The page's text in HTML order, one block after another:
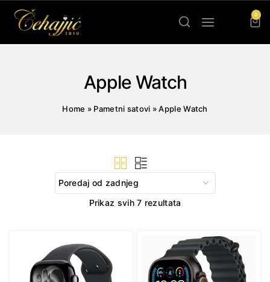
0
Apple Watch
Home » Pametni satovi »Apple Watch
Prikaz svih 7 rezultata
latest